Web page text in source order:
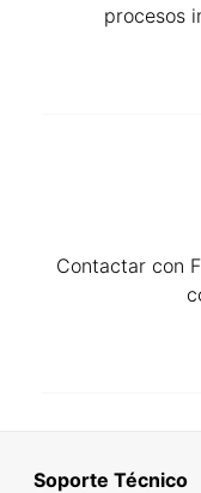
procesos
Contactar con
Soporte Técnico